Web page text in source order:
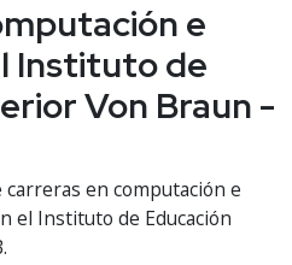
e
Instituto de
Von Braun -
en computación e
el Instituto de Educación